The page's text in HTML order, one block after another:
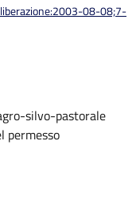
08-08;7-
silvo-pastorale
permesso